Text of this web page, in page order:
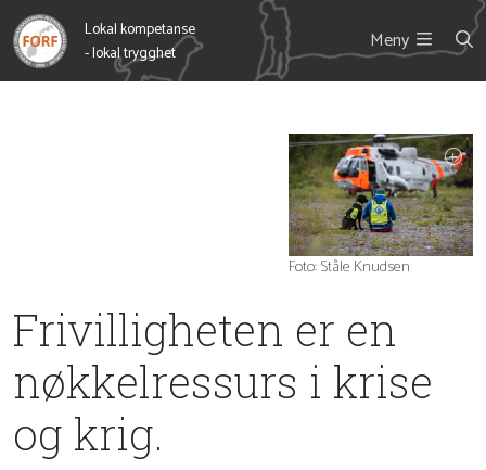
Lokal kompetanse
- lokal trygghet
Meny
Foto: Ståle Knudsen
Frivilligheten er en
nøkkelressurs i krise
og krig.